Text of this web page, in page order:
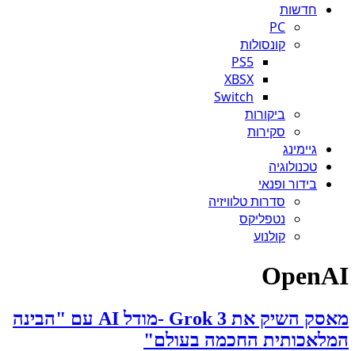
חדשות
PC
קונסולות
PS5
XBSX
Switch
ביקורות
סקירות
גיימינג
טכנולוגיה
בידור ופנאי
סדרות טלוויזיה
נטפליקס
קולנוע
OpenAI
מאסק השיק את Grok 3 -מודל AI עם "הבינה
המלאכותית החכמה בעולם"